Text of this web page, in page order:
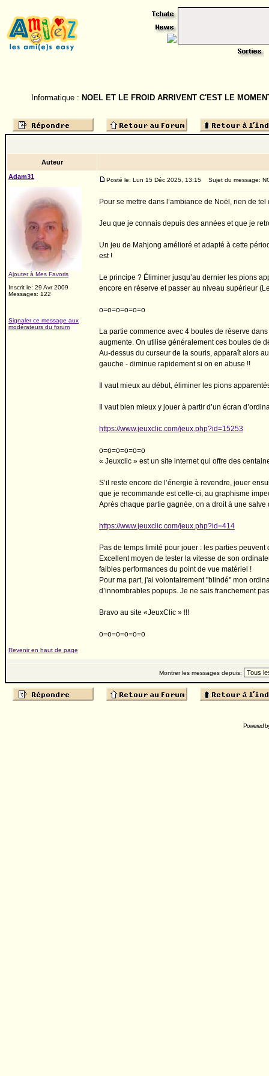
Informatique : NOEL ET LE FROID ARRIVENT C'EST LE
Auteur
Adam31
Ajouter à Mes Favoris
Inscrit le: 29 Avr 2009
Messages: 122
Signaler ce message aux
modérateurs du forum
Posté le: Lun 15 Déc 2025, 13:15 Sujet du message:
Pour se mettre dans l’ambiance de Noël, rien de
Jeu que je connais depuis des années et que je
Un jeu de Mahjong amélioré et adapté à cette
est !
Le principe ? Éliminer jusqu’au dernier les pions
encore en réserve et passer au niveau supérieur
o=o=o=o=o=o
La partie commence avec 4 boules de réserve
augmente. On utilise généralement ces boules de
Au-dessus du curseur de la souris, apparaît alors
gauche - diminue rapidement si on en abuse !!
Il vaut mieux au début, éliminer les pions
Il vaut bien mieux y jouer à partir d’un écran
https://www.jeuxclic.com/jeux.php?id=15253
o=o=o=o=o=o
« Jeuxclic » est un site internet qui offre des
S’il reste encore de l’énergie à revendre, jouer
que je recommande est celle-ci, au graphisme
Après chaque partie gagnée, on a droit à une salve
https://www.jeuxclic.com/jeux.php?id=414
Pas de temps limité pour jouer : les parties
Excellent moyen de tester la vitesse de son
faibles performances du point de vue matériel !
Pour ma part, j'ai volontairement "blindé" mon
d’innombrables popups. Je ne sais franchement
Bravo au site «JeuxClic » !!!
o=o=o=o=o=o
Revenir en haut de page
Montrer les messages depuis:
Powered